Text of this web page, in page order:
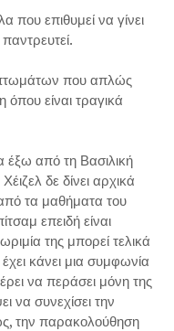
που επιθυμεί να γίνει
πτωμάτων που απλώς
είναι τραγικά
έξω από τη Βασιλική
δε δίνει αρχικά
τα μαθήματα του
επειδή είναι
της μπορεί τελικά
κάνει μια συμφωνία
να περάσει μόνη της
να συνεχίσει την
την παρακολούθηση